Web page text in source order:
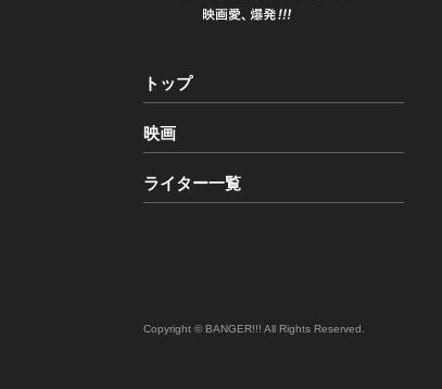
トップ
映画
ライター一覧
Copyright © BANGER!!! All Rights Reserved.